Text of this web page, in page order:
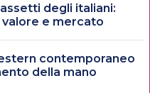
degli italiani:
e mercato
contemporaneo
della mano